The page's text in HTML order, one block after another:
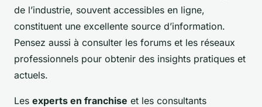
de l’industrie, souvent accessibles en ligne,
constituent une excellente source d’information.
Pensez aussi à consulter les forums et les réseaux
professionnels pour obtenir des insights pratiques et
actuels.
Les experts en franchise et les consultants